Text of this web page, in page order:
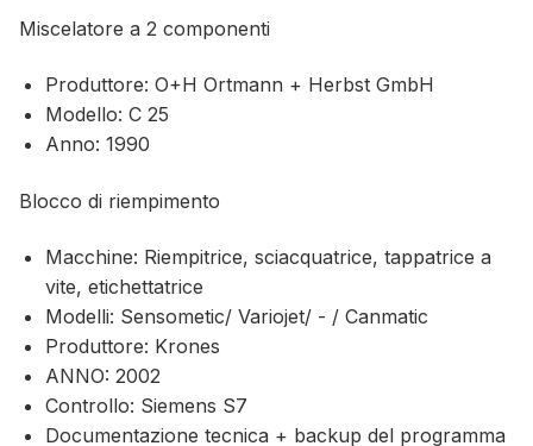
Miscelatore a 2 componenti
Produttore: O+H Ortmann + Herbst GmbH
Modello: C 25
Anno: 1990
Blocco di riempimento
Macchine: Riempitrice, sciacquatrice, tappatrice a
vite, etichettatrice
Modelli: Sensometic/ Variojet/ - / Canmatic
Produttore: Krones
ANNO: 2002
Controllo: Siemens S7
Documentazione tecnica + backup del programma